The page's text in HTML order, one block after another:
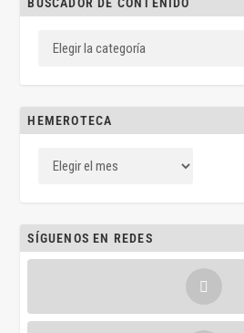
HEMEROTECA
SÍGUENOS EN REDES